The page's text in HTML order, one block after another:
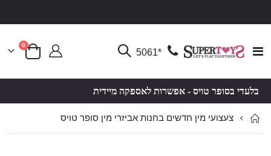
Toggle
*5061 סל קניות
0פריטים
בלעדי בסופר טויס - אפשרות לאספקה מיידית
צעצועי מין חדשים בחנות אביזרי מין סופר טויס